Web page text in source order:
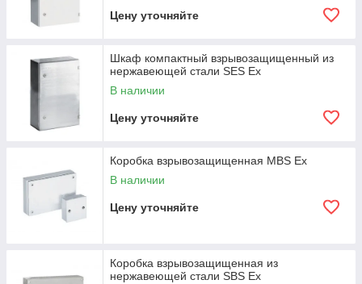
Цену уточняйте
Шкаф компактный взрывозащищенный из
нержавеющей стали SES Ex
В наличии
Цену уточняйте
Коробка взрывозащищенная MBS Ex
В наличии
Цену уточняйте
Коробка взрывозащищенная из
нержавеющей стали SBS Ex